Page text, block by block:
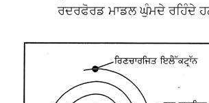
ਰਦਰਫੋਰਡ ਮਾਡਲ ਘੁੰਮਦੇ ਰਹਿੰਦੇ